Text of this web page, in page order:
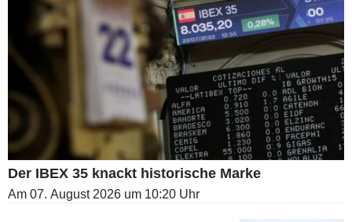
Der IBEX 35 knackt historische Marke
Am 07. August 2026 um 10:20 Uhr